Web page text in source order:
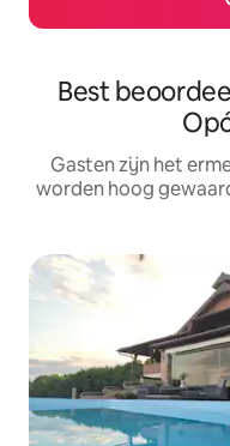
Best
Gasten zijn het
worden hoog